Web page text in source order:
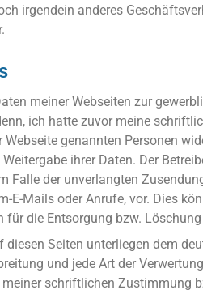
irgendein anderes
meiner Webseiten zur
ich hatte zuvor meine
genannten Personen
ihrer Daten. Der
Falle der unverlangten
E-Mails oder Anrufe, vor. Dies
für die Entsorgung bzw.
Seiten unterliegen dem
und jede Art der
meiner schriftlichen Zustimmung